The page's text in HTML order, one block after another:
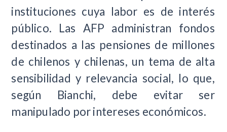
instituciones cuya labor es de interés
público. Las AFP administran fondos
destinados a las pensiones de millones
de chilenos y chilenas, un tema de alta
sensibilidad y relevancia social, lo que,
según Bianchi, debe evitar ser
manipulado por intereses económicos.